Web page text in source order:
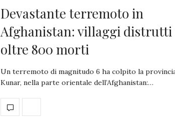
Devastante terremoto in
Afghanistan: villaggi distrutti
oltre 800 morti
Un terremoto di magnitudo 6 ha colpito la
Kunar, nella parte orientale dell’Afghanistan:…